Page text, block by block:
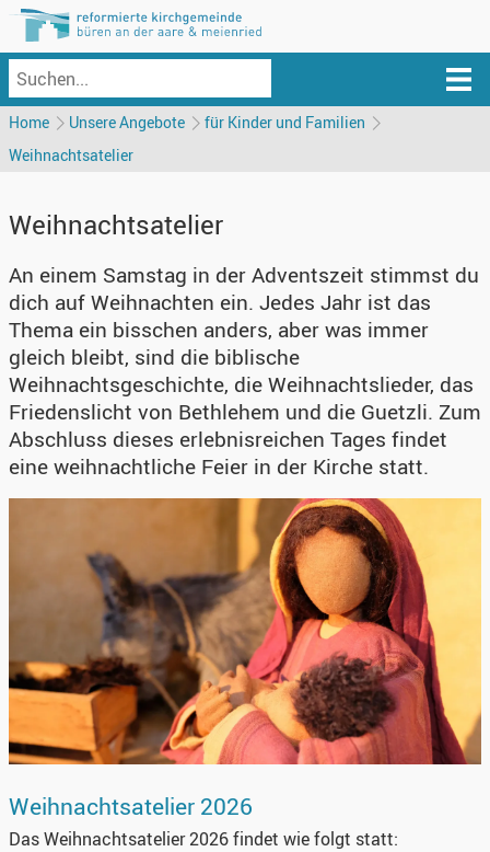
Home Unsere Angebote
für Kinder und Familien
Weihnachtsatelier
Weihnachtsatelier
An einem Samstag in der Adventszeit stimmst du
dich auf Weihnachten ein. Jedes Jahr ist das
Thema ein bisschen anders, aber was immer
gleich bleibt, sind die biblische
Weihnachtsgeschichte, die Weihnachtslieder, das
Friedenslicht von Bethlehem und die Guetzli. Zum
Abschluss dieses erlebnisreichen Tages findet
eine weihnachtliche Feier in der Kirche statt.
Weihnachtsatelier 2026
Das Weihnachtsatelier 2026 findet wie folgt statt: